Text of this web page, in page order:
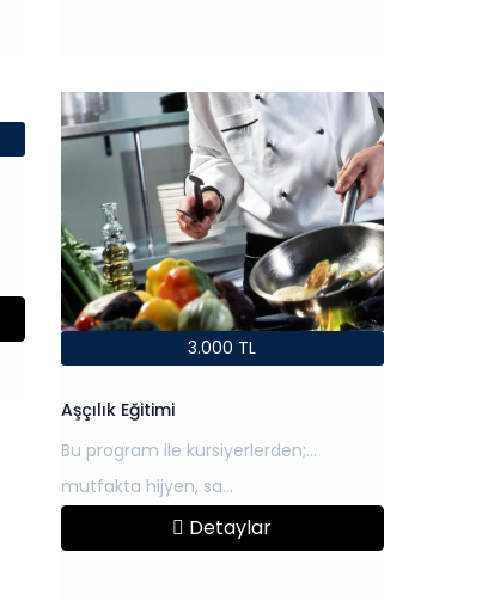
3.000 TL
Aşçılık Eğitimi
Bu program ile kursiyerlerden;
Detaylar